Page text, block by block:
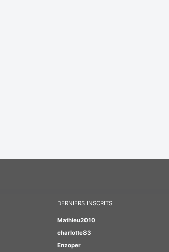
DERNIERS INSCRITS
Mathieu2010
charlotte83
Enzoper